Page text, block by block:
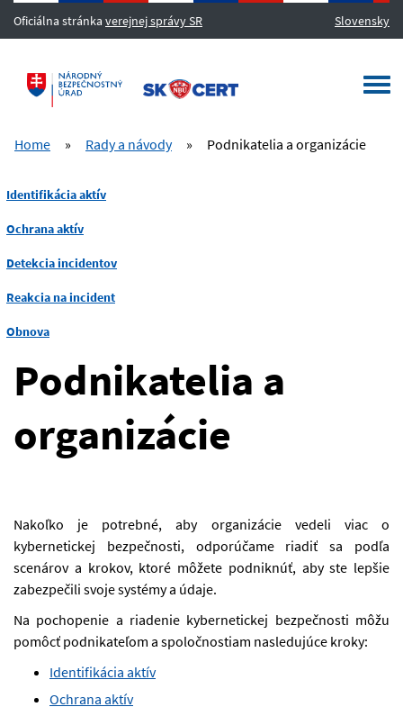
Oficiálna stránka verejnej správy SR Slovensky
Home » Rady a návody » Podnikatelia a organizácie
Identifikácia aktív
Ochrana aktív
Detekcia incidentov
Reakcia na incident
Obnova
Podnikatelia a
organizácie
Nakoľko je potrebné, aby organizácie vedeli viac o
kybernetickej bezpečnosti, odporúčame riadiť sa podľa
scenárov a krokov, ktoré môžete podniknúť, aby ste lepšie
zabezpečili svoje systémy a údaje.
Na pochopenie a riadenie kybernetickej bezpečnosti môžu
pomôcť podnikateľom a spoločnostiam nasledujúce kroky:
Identifikácia aktív
Ochrana aktív